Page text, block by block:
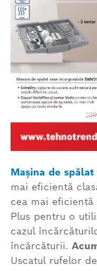
Mașina de
mai eficientă
cea mai eficientă
Plus pentru o
cazul
încărcăturii.
Uscatul rufelor